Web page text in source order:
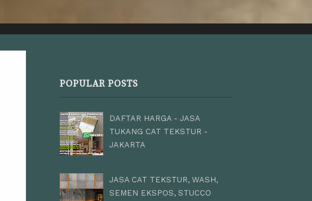
POPULAR POSTS
DAFTAR HARGA - JASA
TUKANG CAT TEKSTUR -
JAKARTA
JASA CAT TEKSTUR, WASH,
SEMEN EKSPOS, STUCCO